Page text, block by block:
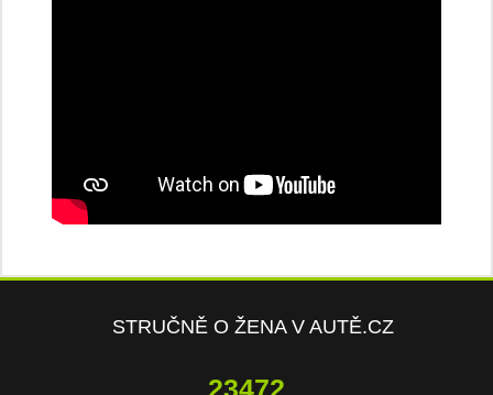
STRUČNĚ O ŽENA V AUTĚ.CZ
23472